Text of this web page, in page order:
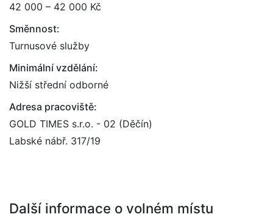
42 000 – 42 000 Kč
Směnnost:
Turnusové služby
Minimální vzdělání:
Nižší střední odborné
Adresa pracoviště:
GOLD TIMES s.r.o. - 02 (Děčín)
Labské nábř. 317/19
Další informace o volném místu